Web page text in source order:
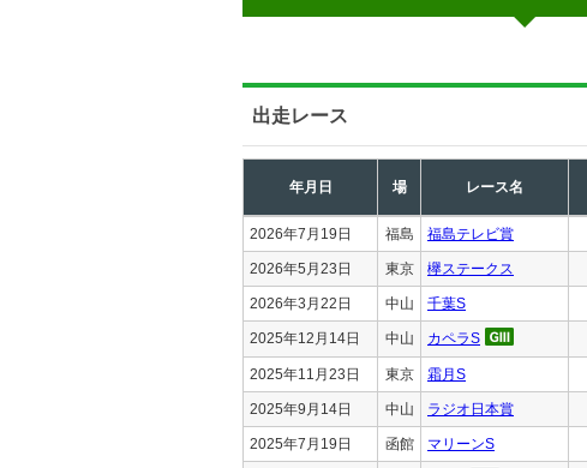
出走レース
年月日 場 レース名
2026年7月19日 福島 福島テレビ賞
2026年5月23日 東京 欅ステークス
2026年3月22日 中山 千葉S
2025年12月14日 中山 カペラS
2025年11月23日 東京 霜月S
2025年9月14日 中山 ラジオ日本賞
2025年7月19日 函館 マリーンS